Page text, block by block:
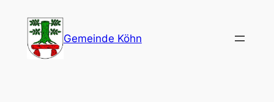
Gemeinde Köhn